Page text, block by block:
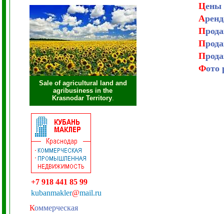
Sale of agricultural land and
agribusiness in the
Krasnodar Territory.
+7 918 441 85 99
kubanmakler@mail.ru
Коммерческая
Цены
А
П
П
П
Фото